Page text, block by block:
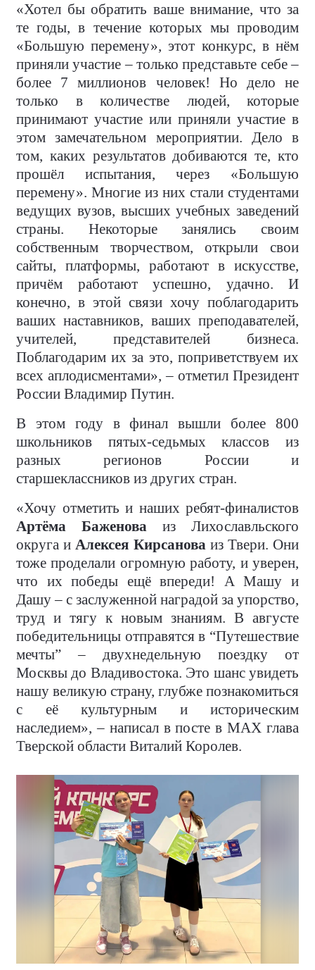
«Хотел бы обратить ваше внимание, что за
те годы, в течение которых мы проводим
«Большую перемену», этот конкурс, в нём
приняли участие – только представьте себе –
более 7 миллионов человек! Но дело не
только в количестве людей, которые
принимают участие или приняли участие в
этом замечательном мероприятии. Дело в
том, каких результатов добиваются те, кто
прошёл испытания, через «Большую
перемену». Многие из них стали студентами
ведущих вузов, высших учебных заведений
страны. Некоторые занялись своим
собственным творчеством, открыли свои
сайты, платформы, работают в искусстве,
причём работают успешно, удачно. И
конечно, в этой связи хочу поблагодарить
ваших наставников, ваших преподавателей,
учителей, представителей бизнеса.
Поблагодарим их за это, поприветствуем их
всех аплодисментами», – отметил Президент
России Владимир Путин.
В этом году в финал вышли более 800
школьников пятых-седьмых классов из
разных регионов России и
старшеклассников из других стран.
«Хочу отметить и наших ребят-финалистов
Артёма Баженова из Лихославльского
округа иАлексея Кирсановаиз Твери. Они
тоже проделали огромную работу, и уверен,
что их победы ещё впереди! А Машу и
Дашу – с заслуженной наградой за упорство,
труд и тягу к новым знаниям. В августе
победительницы отправятся в “Путешествие
мечты” – двухнедельную поездку от
Москвы до Владивостока. Это шанс увидеть
нашу великую страну, глубже познакомиться
с её культурным и историческим
наследием», – написал в посте в MAX глава
Тверской области Виталий Королев.